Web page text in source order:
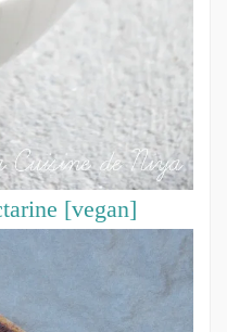
[vegan]